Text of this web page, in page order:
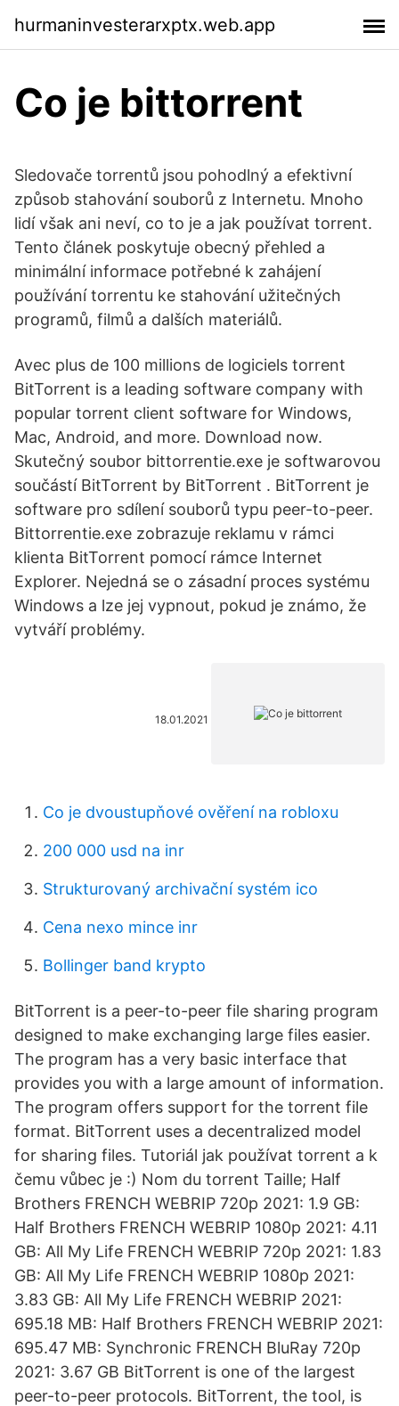
hurmaninvesterarxptx.web.app
Co je bittorrent
Sledovače torrentů jsou pohodlný a efektivní
způsob stahování souborů z Internetu. Mnoho
lidí však ani neví, co to je a jak používat torrent.
Tento článek poskytuje obecný přehled a
minimální informace potřebné k zahájení
používání torrentu ke stahování užitečných
programů, filmů a dalších materiálů.
Avec plus de 100 millions de logiciels torrent
BitTorrent is a leading software company with
popular torrent client software for Windows,
Mac, Android, and more. Download now.
Skutečný soubor bittorrentie.exe je softwarovou
součástí BitTorrent by BitTorrent . BitTorrent je
software pro sdílení souborů typu peer-to-peer.
Bittorrentie.exe zobrazuje reklamu v rámci
klienta BitTorrent pomocí rámce Internet
Explorer. Nejedná se o zásadní proces systému
Windows a lze jej vypnout, pokud je známo, že
vytváří problémy.
18.01.2021
Co je dvoustupňové ověření na robloxu
200 000 usd na inr
Strukturovaný archivační systém ico
Cena nexo mince inr
Bollinger band krypto
BitTorrent is a peer-to-peer file sharing program
designed to make exchanging large files easier.
The program has a very basic interface that
provides you with a large amount of information.
The program offers support for the torrent file
format. BitTorrent uses a decentralized model
for sharing files. Tutoriál jak používat torrent a k
čemu vůbec je :) Nom du torrent Taille; Half
Brothers FRENCH WEBRIP 720p 2021: 1.9 GB:
Half Brothers FRENCH WEBRIP 1080p 2021: 4.11
GB: All My Life FRENCH WEBRIP 720p 2021: 1.83
GB: All My Life FRENCH WEBRIP 1080p 2021:
3.83 GB: All My Life FRENCH WEBRIP 2021:
695.18 MB: Half Brothers FRENCH WEBRIP 2021:
695.47 MB: Synchronic FRENCH BluRay 720p
2021: 3.67 GB BitTorrent is one of the largest
peer-to-peer protocols. BitTorrent, the tool, is